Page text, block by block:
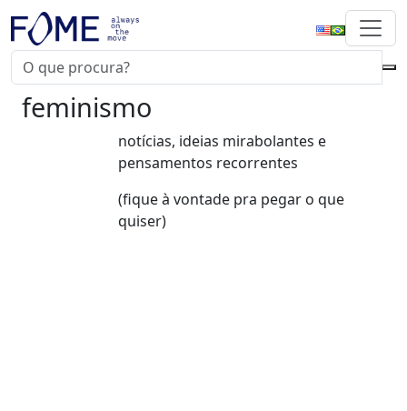
feminismo
notícias, ideias mirabolantes e
pensamentos recorrentes
(fique à vontade pra pegar o que
quiser)